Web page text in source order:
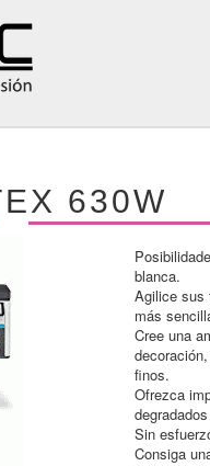
630W
blanca.
Agilice sus
más
Cree una
finos.
Ofrezca
Sin
Consiga